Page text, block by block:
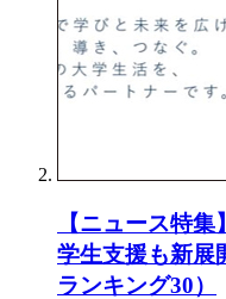
【ニュース特
学生支援も新展
ランキング30）